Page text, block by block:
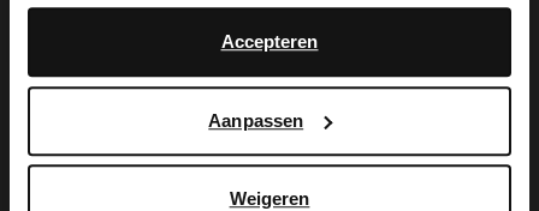
Accepteren
Aanpassen
Weigeren
English